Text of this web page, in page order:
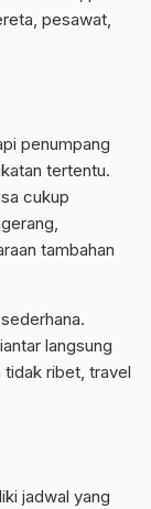
pesawat,
penumpang
tertentu.
cukup
tambahan
langsung
tidak ribet, travel
jadwal yang